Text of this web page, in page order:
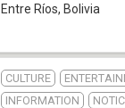
Entre Ríos, Bolivia
CULTURE
INFORMATION